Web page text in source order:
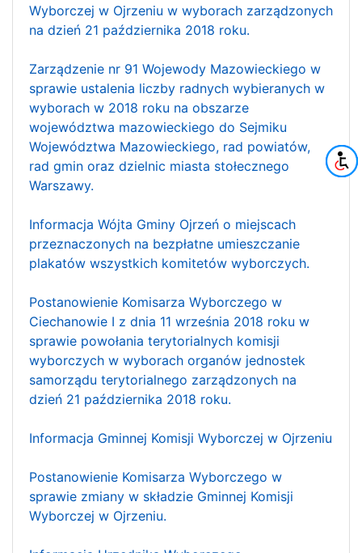
Wyborczej w Ojrzeniu w wyborach zarządzonych
na dzień 21 października 2018 roku.
Zarządzenie nr 91 Wojewody Mazowieckiego w
sprawie ustalenia liczby radnych wybieranych w
wyborach w 2018 roku na obszarze
województwa mazowieckiego do Sejmiku
Województwa Mazowieckiego, rad powiatów,
rad gmin oraz dzielnic miasta stołecznego
Warszawy.
Informacja Wójta Gminy Ojrzeń o miejscach
przeznaczonych na bezpłatne umieszczanie
plakatów wszystkich komitetów wyborczych.
Postanowienie Komisarza Wyborczego w
Ciechanowie I z dnia 11 września 2018 roku w
sprawie powołania terytorialnych komisji
wyborczych w wyborach organów jednostek
samorządu terytorialnego zarządzonych na
dzień 21 października 2018 roku.
Informacja Gminnej Komisji Wyborczej w Ojrzeniu
Postanowienie Komisarza Wyborczego w
sprawie zmiany w składzie Gminnej Komisji
Wyborczej w Ojrzeniu.